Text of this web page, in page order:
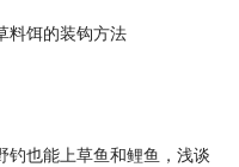
料饵的装钩方法
钓也能上草鱼和鲤鱼，浅谈